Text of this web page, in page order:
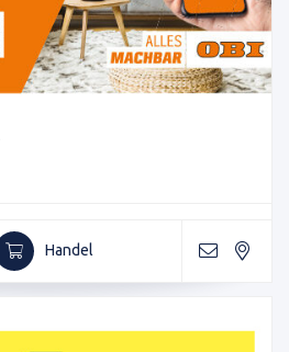
Handel